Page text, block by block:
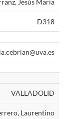
Jesús María
D318
VALLADOLID
Laurentino